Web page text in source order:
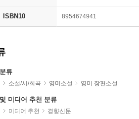
ISBN10 8954674941
류
소설/시/희곡 영미소설 영미 장편소설
미디어 추천 분류
미디어 추천 경향신문